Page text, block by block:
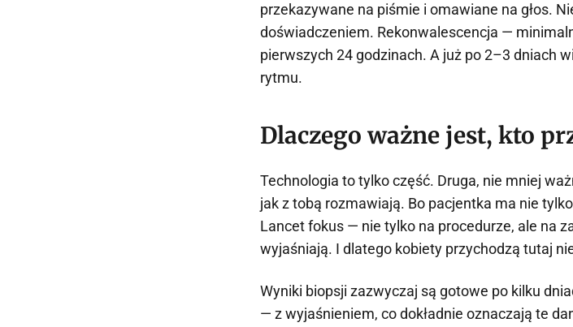
przekazywane na piśmie i omawiane na głos.
doświadczeniem. Rekonwalescencja —
pierwszych 24 godzinach. A już po 2–3 dniach
rytmu.
Dlaczego ważne jest, kto
Technologia to tylko część. Druga, nie mniej
jak z tobą rozmawiają. Bo pacjentka ma nie
Lancet fokus — nie tylko na procedurze, ale na
wyjaśniają. I dlatego kobiety przychodzą tutaj
Wyniki biopsji zazwyczaj są gotowe po kilku
— z wyjaśnieniem, co dokładnie oznaczają te